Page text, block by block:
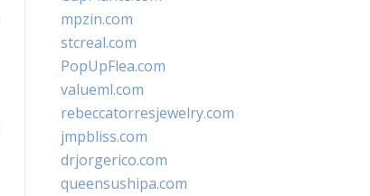
mpzin.com
stcreal.com
PopUpFlea.com
valueml.com
rebeccatorresjewelry.com
jmpbliss.com
drjorgerico.com
queensushipa.com